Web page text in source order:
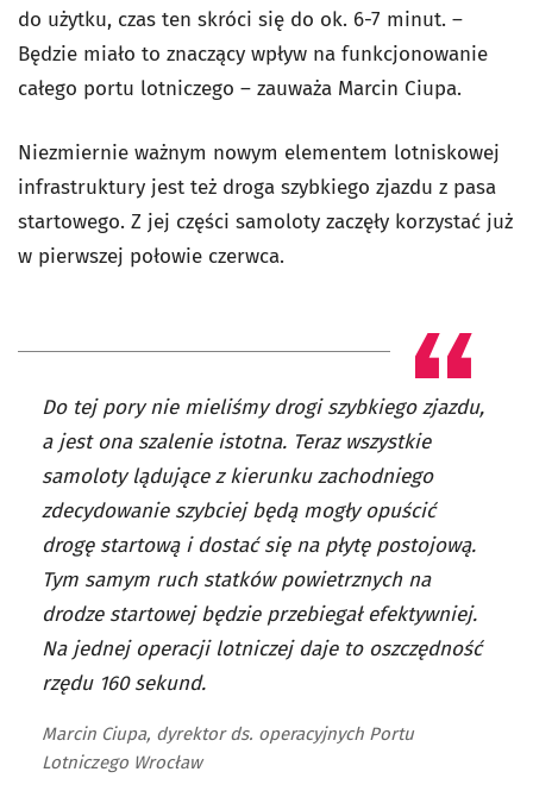
do użytku, czas ten skróci się do ok. 6-7 minut. –
Będzie miało to znaczący wpływ na funkcjonowanie
całego portu lotniczego – zauważa Marcin Ciupa.
Niezmiernie ważnym nowym elementem lotniskowej
infrastruktury jest też droga szybkiego zjazdu z pasa
startowego. Z jej części samoloty zaczęły korzystać już
w pierwszej połowie czerwca.
Do tej pory nie mieliśmy drogi szybkiego zjazdu,
a jest ona szalenie istotna. Teraz wszystkie
samoloty lądujące z kierunku zachodniego
zdecydowanie szybciej będą mogły opuścić
drogę startową i dostać się na płytę postojową.
Tym samym ruch statków powietrznych na
drodze startowej będzie przebiegał efektywniej.
Na jednej operacji lotniczej daje to oszczędność
rzędu 160 sekund.
Marcin Ciupa, dyrektor ds. operacyjnych Portu
Lotniczego Wrocław